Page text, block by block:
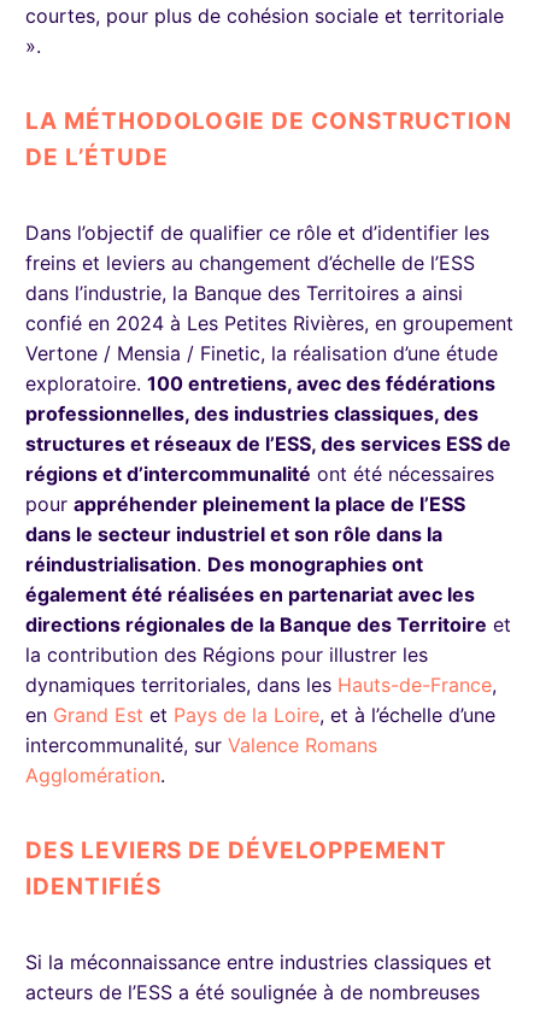
courtes, pour plus de cohésion sociale et territoriale
».
LA MÉTHODOLOGIE DE CONSTRUCTION
DE L’ÉTUDE
Dans l’objectif de qualifier ce rôle et d’identifier les
freins et leviers au changement d’échelle de l’ESS
dans l’industrie, la Banque des Territoires a ainsi
confié en 2024 à Les Petites Rivières, en groupement
Vertone / Mensia / Finetic, la réalisation d’une étude
exploratoire. 100 entretiens, avec des fédérations
professionnelles, des industries classiques, des
structures et réseaux de l’ESS, des services ESS de
régions et d’intercommunalité ont été nécessaires
pour appréhender pleinement la place de l’ESS
dans le secteur industriel et son rôle dans la
réindustrialisation. Des monographies ont
également été réalisées en partenariat avec les
directions régionales de la Banque des Territoire et
la contribution des Régions pour illustrer les
dynamiques territoriales, dans les Hauts-de-France,
en Grand Est et Pays de la Loire, et à l’échelle d’une
intercommunalité, sur Valence Romans
Agglomération.
DES LEVIERS DE DÉVELOPPEMENT
IDENTIFIÉS
Si la méconnaissance entre industries classiques et
acteurs de l’ESS a été soulignée à de nombreuses